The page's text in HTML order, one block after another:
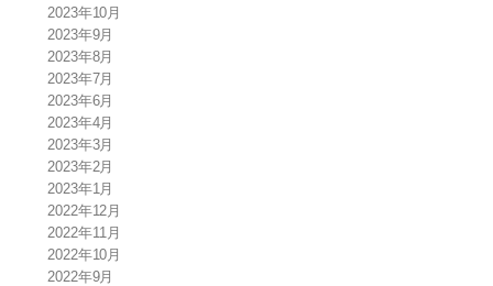
2023年10月
2023年9月
2023年8月
2023年7月
2023年6月
2023年4月
2023年3月
2023年2月
2023年1月
2022年12月
2022年11月
2022年10月
2022年9月